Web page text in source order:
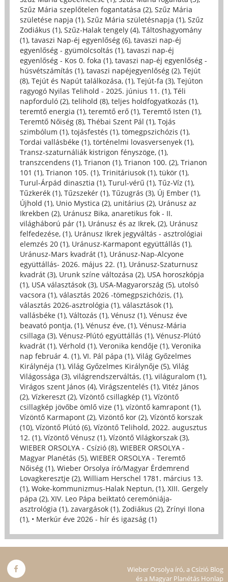
Szűz Mária szeplőtelen fogantatása (2), Szűz Mária
születése napja (1), Szűz Mária születésnapja (1), Szűz
Zodiákus (1), Szűz-Halak tengely (4), Táltoshagyomány
(1), tavaszi Nap-éj egyenlőség (6), tavaszi nap-éj
egyenlőség - gyümölcsoltás (1), tavaszi nap-éj
egyenlőség - Kos 0. foka (1), tavaszi nap-éj egyenlőség -
húsvétszámítás (1), tavaszi napéjegyenlőség (2), Tejút
(8), Tejút és Napút találkozása, (1), Tejút-fa (3), Tejúton
ragyogó Nyilas Telihold - 2025. június 11. (1), Téli
napforduló (2), telihold (8), teljes holdfogyatkozás (1),
teremtő energia (1), teremtő erő (1), Teremtő Isten (1),
Teremtő Nőiség (8), Thébai Szent Pál (1), Tojás
szimbólum (1), tojásfestés (1), tömegpszichózis (1),
Tordai vallásbéke (1), történelmi lovasversenyek (1),
Transz-szaturnáliák kistrigon fényszöge, (1),
transzcendens (1), Trianon (1), Trianon 100. (2), Trianon
101 (1), Trianon 105. (1), Trinitáriusok (1), tükör (1),
Turul-Árpád dinasztia (1), Turul-vérű (1), Tűz-Víz (1),
Tűzkerék (1), Tűzszekér (1), Tűzugrás (3), Új Ember (1),
Újhold (1), Unio Mystica (2), unitárius (2), Uránusz az
Ikrekben (2), Uránusz Bika, anaretikus fok - II.
világháború pár (1), Uránusz és az Ikrek, (2), Uránusz
felfedezése, (1), Uránusz Ikrek jegyváltás - asztrológiai
elemzés 20 (1), Uránusz-Karmapont együttállás (1),
Uránusz-Mars kvadrát (1), Uránusz-Nap-Alcyone
együttállás- 2026. május 22. (1), Uránusz-Szaturnusz
kvadrát (3), Urunk színe változása (2), USA horoszkópja
(1), USA választások (3), USA-Magyarország (5), utolsó
vacsora (1), választás 2026 -tömegpszichózis, (1),
választás 2026-asztrológia (1), választások (1),
vallásbéke (1), Változás (1), Vénusz (1), Vénusz éve
beavató pontja, (1), Vénusz éve, (1), Vénusz-Mária
csillaga (3), Vénusz-Plútó együttállás (1), Vénusz-Plútó
kvadrát (1), Vérhold (1), Veronika kendője (1), Veronika
nap február 4. (1), VI. Pál pápa (1), Világ Győzelmes
Királynéja (1), Világ Győzelmes Királynője (5), Világ
Világossága (3), világrendszerváltás, (1), világuralom (1),
Virágos szent János (4), Virágszentelés (1), Vitéz János
(2), Vízkereszt (2), Vízöntő csillagkép (1), Vízöntő
csillagkép jövőbe ömlő vize (1), vízöntő kamrapont (1),
Vízöntő Karmapont (2), Vizöntő kor (2), Vízöntő korszak
(10), Vízöntő Plútó (6), Vízöntő Telihold, 2022. augusztus
12. (1), Vízöntő Vénusz (1), Vízöntő Világkorszak (3),
WIEBER ORSOLYA - Csízió (8), WIEBER ORSOLYA -
Magyar Planétás (5), WIEBER ORSOLYA - Teremtő
Nőiség (1), Wieber Orsolya író/Magyar Érdemrend
Lovagkeresztje (2), William Herschel 1781. március 13.
(1), Woke-kommunizmus-Halak Neptun, (1), XIII. Gergely
pápa (2), XIV. Leo Pápa beiktató ceremóniája-
asztrológia (1), zavargások (1), Zodiákus (2), Zrínyi Ilona
(1), • Merkúr éve 2026 - hír és igazság (1)
Wieber Orsolya író, a Csízió Blog
és a Magyar Planétás Honlap